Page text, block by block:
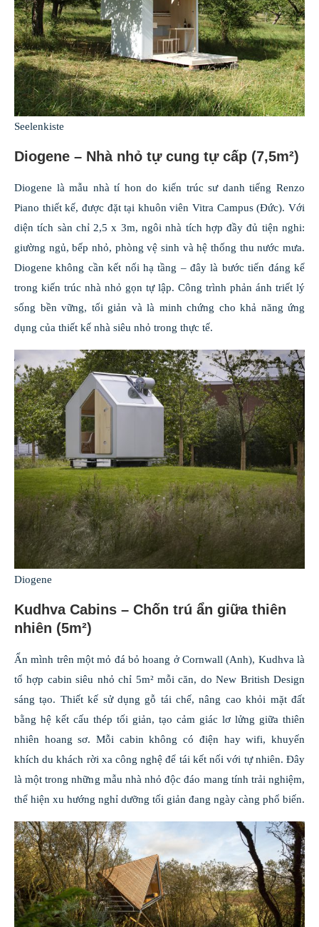
Seelenkiste
Diogene – Nhà nhỏ tự cung tự cấp (7,5m²)
Diogene là mẫu nhà tí hon do kiến trúc sư danh tiếng Renzo
Piano thiết kế, được đặt tại khuôn viên Vitra Campus (Đức). Với
diện tích sàn chỉ 2,5 x 3m, ngôi nhà tích hợp đầy đủ tiện nghi:
giường ngủ, bếp nhỏ, phòng vệ sinh và hệ thống thu nước mưa.
Diogene không cần kết nối hạ tầng – đây là bước tiến đáng kể
trong kiến trúc nhà nhỏ gọn tự lập. Công trình phản ánh triết lý
sống bền vững, tối giản và là minh chứng cho khả năng ứng
dụng của thiết kế nhà siêu nhỏ trong thực tế.
Diogene
Kudhva Cabins – Chốn trú ẩn giữa thiên
nhiên (5m²)
Ẩn mình trên một mỏ đá bỏ hoang ở Cornwall (Anh), Kudhva là
tổ hợp cabin siêu nhỏ chỉ 5m² mỗi căn, do New British Design
sáng tạo. Thiết kế sử dụng gỗ tái chế, nâng cao khỏi mặt đất
bằng hệ kết cấu thép tối giản, tạo cảm giác lơ lửng giữa thiên
nhiên hoang sơ. Mỗi cabin không có điện hay wifi, khuyến
khích du khách rời xa công nghệ để tái kết nối với tự nhiên. Đây
là một trong những mẫu nhà nhỏ độc đáo mang tính trải nghiệm,
thể hiện xu hướng nghỉ dưỡng tối giản đang ngày càng phổ biến.